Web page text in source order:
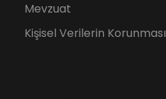
Mevzuat
Kişisel Verilerin Korunması